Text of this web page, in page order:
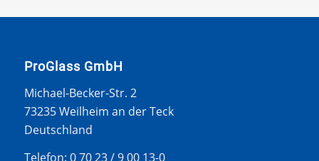
ProGlass GmbH
Michael-Becker-Str. 2
73235 Weilheim an der Teck
Deutschland
Telefon: 0 70 23 / 9 00 13-0